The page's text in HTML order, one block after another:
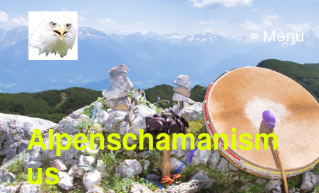
≡ Menü
Alpenschamanism
us